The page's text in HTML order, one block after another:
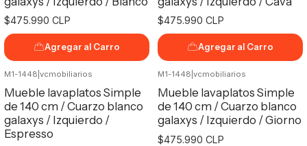
$475.990 CLP
Agregar al Carro
$475.990 CLP
Agregar al Carro
M1-1448 vcmobiliarios
Mueble lavaplatos Simple
de 140 cm / Cuarzo blanco
galaxys / Izquierdo /
Espresso
M1-1448 vcmobiliarios
Mueble lavaplatos Simple
de 140 cm / Cuarzo blanco
galaxys / Izquierdo / Giorno
$475.990 CLP